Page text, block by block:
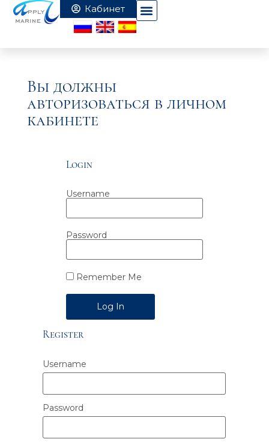
Вы должны
авторизоваться в личном
кабинете
Login
Username
Password
Remember Me
Alternative:
Register
Username
Password